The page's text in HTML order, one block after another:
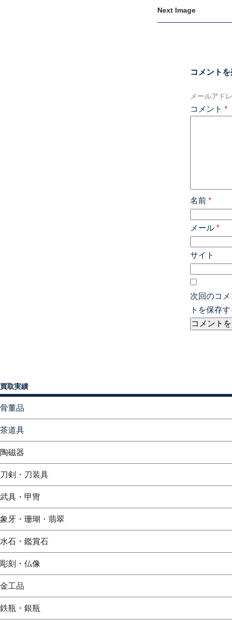
Next Image
コメント
メールアド
コメント *
名前 *
メール *
サイト
次回のコ
トを保存す
買取実績
骨董品
茶道具
陶磁器
刀剣・刀装具
武具・甲冑
象牙・珊瑚・翡翠
水石・鑑賞石
彫刻・仏像
金工品
鉄瓶・銀瓶